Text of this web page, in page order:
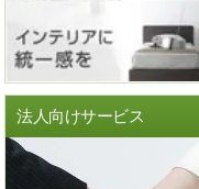
法人向けサービス